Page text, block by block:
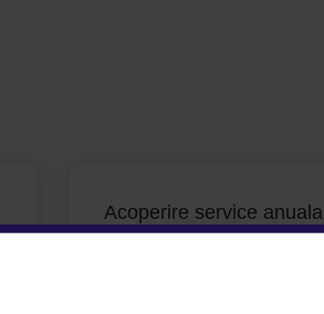
Acoperire service anuala